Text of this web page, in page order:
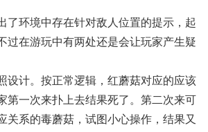
了环境中存在针对敌人位置的提示，起
过在游玩中有两处还是会让玩家产生疑
设计。按正常逻辑，红蘑菇对应的应该
第一次来扑上去结果死了。第二次来可
关系的毒蘑菇，试图小心操作，结果又